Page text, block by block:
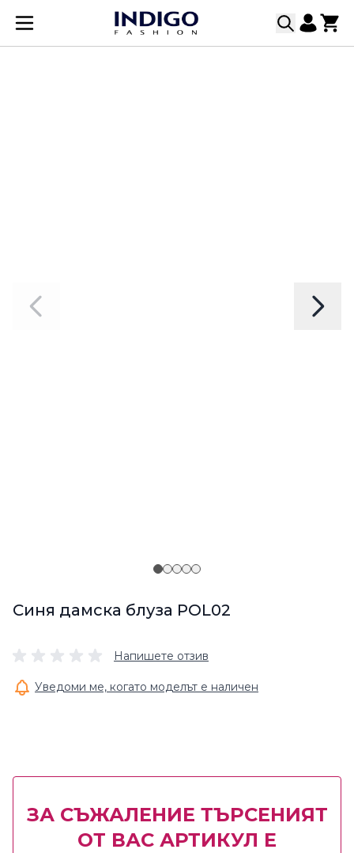
Прескачане към съдържанието
Синя дамска блуза POL02
Напишете отзив
Уведоми ме, когато моделът е наличен
ЗА СЪЖАЛЕНИЕ ТЪРСЕНИЯТ
ОТ ВАС АРТИКУЛ Е